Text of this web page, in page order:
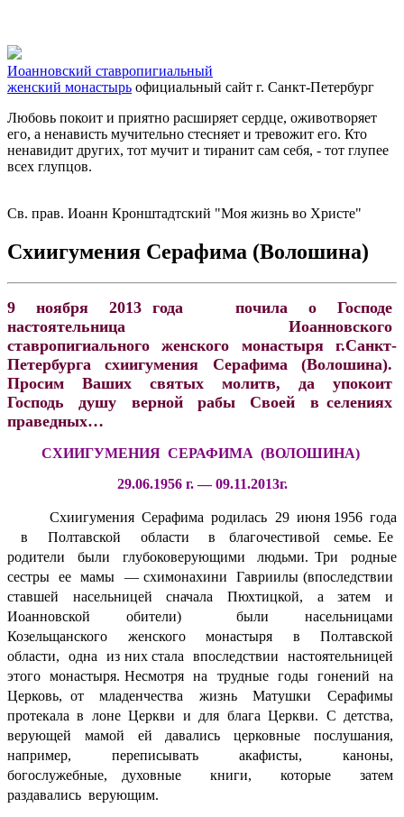
Иоанновский ставропигиальный
женский монастырь официальный сайт г. Санкт-Петербург
Любовь покоит и приятно расширяет сердце, оживотворяет
его, а ненависть мучительно стесняет и тревожит его. Кто
ненавидит других, тот мучит и тиранит сам себя, - тот глупее
всех глупцов.
Св. прав. Иоанн Кронштадтский "Моя жизнь во Христе"
Схиигумения Серафима (Волошина)
9 ноября 2013 года почила о Господе
настоятельница Иоанновского
ставропигиального женского монастыря г.Санкт-
Петербурга схиигумения Серафима (Волошина).
Просим Ваших святых молитв, да упокоит
Господь душу верной рабы Своей в селениях
праведных…
СХИИГУМЕНИЯ СЕРАФИМА (ВОЛОШИНА)
29.06.1956 г. — 09.11.2013г.
Схиигумения Серафима родилась 29 июня 1956 года
в Полтавской области в благочестивой семье. Ее
родители были глубоковерующими людьми. Три родные
сестры ее мамы — схимонахини Гавриилы (впоследствии
ставшей насельницей сначала Пюхтицкой, а затем и
Иоанновской обители) были насельницами
Козельщанского женского монастыря в Полтавской
области, одна из них стала впоследствии настоятельницей
этого монастыря. Несмотря на трудные годы гонений на
Церковь, от младенчества жизнь Матушки Серафимы
протекала в лоне Церкви и для блага Церкви. С детства,
верующей мамой ей давались церковные послушания,
например, переписывать акафисты, каноны,
богослужебные, духовные книги, которые затем
раздавались верующим.